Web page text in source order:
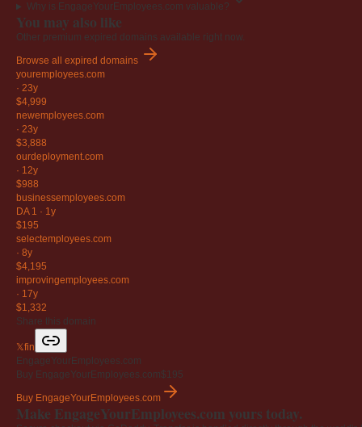
Why is EngageYourEmployees.com valuable?
You may also like
Other premium expired domains available right now.
Browse all expired domains
youremployees.com
· 23y
$4,999
newemployees.com
· 23y
$3,888
ourdeployment.com
· 12y
$988
businessemployees.com
DA 1 · 1y
$195
selectemployees.com
· 8y
$4,195
improvingemployees.com
· 17y
$1,332
Share this domain
𝕏fin
EngageYourEmployees.com
Buy EngageYourEmployees.com$195
Buy EngageYourEmployees.com
Make EngageYourEmployees.com yours today.